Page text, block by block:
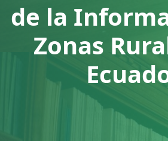
de la
Zonas